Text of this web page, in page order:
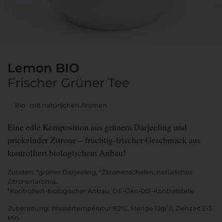
Lemon BIO
Frischer Grüner Tee
Bio mit natürlichen Aromen
Eine edle Komposition aus grünem Darjeeling und
prickelnder Zitrone – fruchtig-frischer Geschmack aus
kontrolliert biologischem Anbau!
Zutaten: *grüner Darjeeling, *Zitronenschalen, natürliches
Zitronenaroma.
*Kontrolliert-biologischer Anbau, DE-Öko-001-Kontrollstelle
Zubereitung: Wassertemperatur 80°C, Menge 12g/ 1l, Ziehzeit 2-3
Min